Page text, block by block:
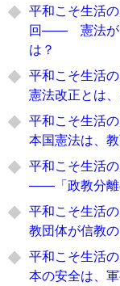
平和こそ生活
回―― 憲法が
は？
平和こそ生活
憲法改正とは
平和こそ生活
本国憲法は、
平和こそ生活
――「政教分離
平和こそ生活
教団体が信教
平和こそ生活
本の安全は、